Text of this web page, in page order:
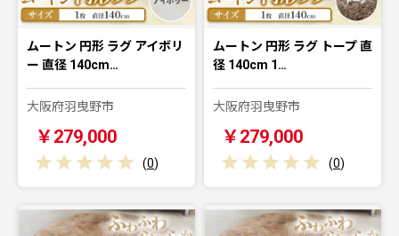
ムートン 円形 ラグ アイボリ
ー 直径 140cm…
大阪府羽曳野市
￥279,000
(0)
ムートン 円形 ラグ トープ 直
径 140cm 1…
大阪府羽曳野市
￥279,000
(0)